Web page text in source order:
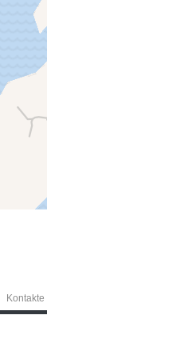
Kontakte